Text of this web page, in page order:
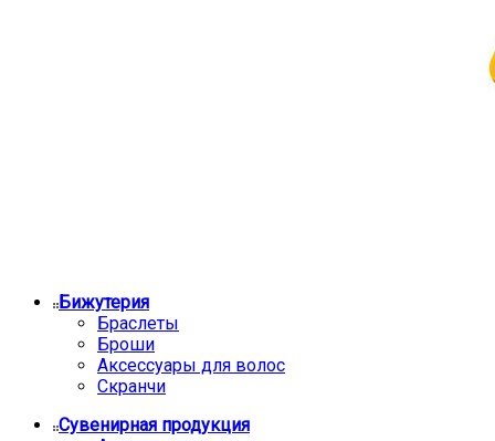
Бижутерия
Браслеты
Броши
Аксессуары для волос
Скранчи
Сувенирная продукция